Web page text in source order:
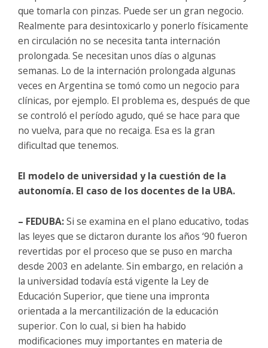
que tomarla con pinzas. Puede ser un gran negocio.
Realmente para desintoxicarlo y ponerlo físicamente
en circulación no se necesita tanta internación
prolongada. Se necesitan unos días o algunas
semanas. Lo de la internación prolongada algunas
veces en Argentina se tomó como un negocio para
clínicas, por ejemplo. El problema es, después de que
se controló el período agudo, qué se hace para que
no vuelva, para que no recaiga. Esa es la gran
dificultad que tenemos.
El modelo de universidad y la cuestión de la
autonomía. El caso de los docentes de la UBA.
– FEDUBA:Si se examina en el plano educativo, todas
las leyes que se dictaron durante los años ‘90 fueron
revertidas por el proceso que se puso en marcha
desde 2003 en adelante. Sin embargo, en relación a
la universidad todavía está vigente la Ley de
Educación Superior, que tiene una impronta
orientada a la mercantilización de la educación
superior. Con lo cual, si bien ha habido
modificaciones muy importantes en materia de